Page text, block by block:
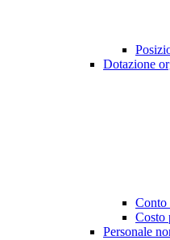
Dotazione
Conto
Costo
Personale